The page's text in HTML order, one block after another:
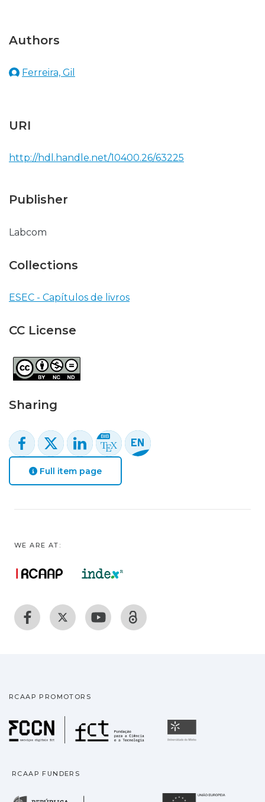
Authors
Ferreira, Gil
URI
http://hdl.handle.net/10400.26/63225
Publisher
Labcom
Collections
ESEC - Capítulos de livros
CC License
Sharing
Full item page
WE ARE AT:
RCAAP PROMOTORS
Fundação para a
RCAAP FUNDERS